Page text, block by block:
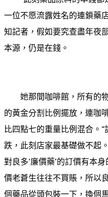
一位不愿流露姓名的連鎖藥
知記者，假如要究查盡年夜
本源，仍是在錢。
她那間咖啡館，所有的物
的黃金分割比例擺放，連咖
比四點七的重量比例混合。
跌，此刻店家最基礎做不起
對良多‘廉價藥’的訂價有本
價老蒼生往往不買賬，所以
個藥品從頭包裝一下，換個